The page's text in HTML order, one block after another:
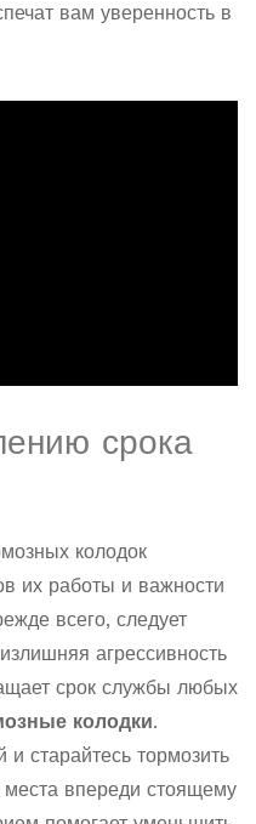
вам уверенность в
срока
колодок
их работы и важности
всего, следует
агрессивность
срок службы любых
колодки.
и старайтесь тормозить
места впереди стоящему